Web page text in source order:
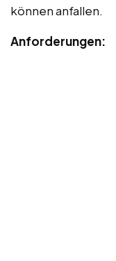
können anfallen.
Anforderungen: